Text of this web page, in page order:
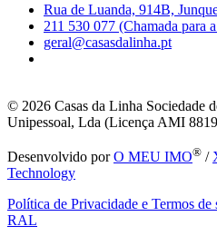
Rua de Luanda, 914B,
211 530 077 (Chamada para
geral@casasdalinha.pt
© 2026 Casas da Linha Sociedade
Unipessoal, Lda (Licença AMI
Desenvolvido porO MEU IMO® /
Technology
Política de Privacidade e Termos de
RAL